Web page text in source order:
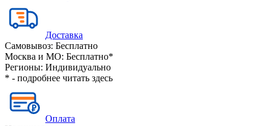
Доставка
Самовывоз: Бесплатно
Москва и МО: Бесплатно*
Регионы: Индивидуально
* - подробнее читать здесь
Оплата